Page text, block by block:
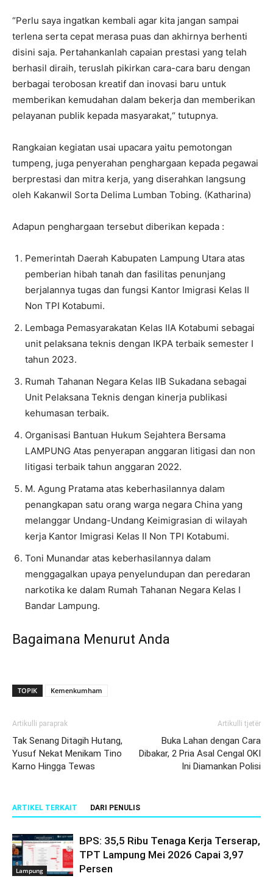
“Perlu saya ingatkan kembali agar kita jangan sampai
terlena serta cepat merasa puas dan akhirnya berhenti
disini saja. Pertahankanlah capaian prestasi yang telah
berhasil diraih, teruslah pikirkan cara-cara baru dengan
berbagai terobosan kreatif dan inovasi baru untuk
memberikan kemudahan dalam bekerja dan memberikan
pelayanan publik kepada masyarakat,“ tutupnya.
Rangkaian kegiatan usai upacara yaitu pemotongan
tumpeng, juga penyerahan penghargaan kepada pegawai
berprestasi dan mitra kerja, yang diserahkan langsung
oleh Kakanwil Sorta Delima Lumban Tobing. (Katharina)
Adapun penghargaan tersebut diberikan kepada :
Pemerintah Daerah Kabupaten Lampung Utara atas
pemberian hibah tanah dan fasilitas penunjang
berjalannya tugas dan fungsi Kantor Imigrasi Kelas II
Non TPI Kotabumi.
Lembaga Pemasyarakatan Kelas IIA Kotabumi sebagai
unit pelaksana teknis dengan IKPA terbaik semester I
tahun 2023.
Rumah Tahanan Negara Kelas IIB Sukadana sebagai
Unit Pelaksana Teknis dengan kinerja publikasi
kehumasan terbaik.
Organisasi Bantuan Hukum Sejahtera Bersama
LAMPUNG Atas penyerapan anggaran litigasi dan non
litigasi terbaik tahun anggaran 2022.
M. Agung Pratama atas keberhasilannya dalam
penangkapan satu orang warga negara China yang
melanggar Undang-Undang Keimigrasian di wilayah
kerja Kantor Imigrasi Kelas II Non TPI Kotabumi.
Toni Munandar atas keberhasilannya dalam
menggagalkan upaya penyelundupan dan peredaran
narkotika ke dalam Rumah Tahanan Negara Kelas I
Bandar Lampung.
Bagaimana Menurut Anda
TOPIK Kemenkumham
Artikulli paraprak
Tak Senang Ditagih Hutang,
Yusuf Nekat Menikam Tino
Karno Hingga Tewas
Artikulli tjetër
Buka Lahan dengan Cara
Dibakar, 2 Pria Asal Cengal OKI
Ini Diamankan Polisi
ARTIKEL TERKAIT DARI PENULIS
Lampung
BPS: 35,5 Ribu Tenaga Kerja Terserap,
TPT Lampung Mei 2026 Capai 3,97
Persen